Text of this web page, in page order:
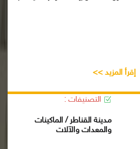
إقرأ المزيد >>
التصنيفات :
مدينة القناطر / الماكينات
والمعدات والآلات